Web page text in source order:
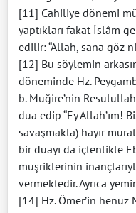
[11] Cahiliye dönemi
yaptıkları fakat İslâm
edilir: “Allah, sana göz
[12] Bu söylemin
döneminde Hz.
b. Muğire’nin
dua edip “Ey Allah’ım!
savaşmakla) hayır
bir duayı da içtenlikle
müşriklerinin
vermektedir. Ayrıca
[14] Hz. Ömer’in